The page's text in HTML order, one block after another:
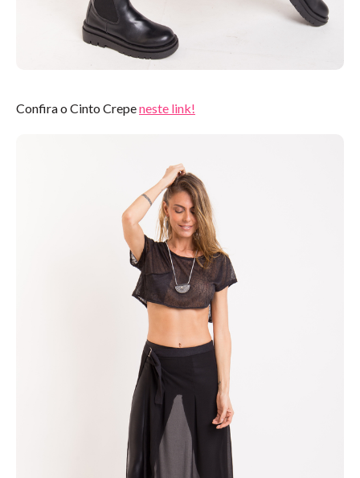
Confira o Cinto Crepeneste link!